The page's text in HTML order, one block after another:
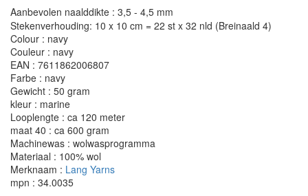
Aanbevolen naalddikte : 3,5 - 4,5 mm
Stekenverhouding: 10 x 10 cm = 22 st x 32 nld (Breinaald 4)
Colour : navy
Couleur : navy
EAN : 7611862006807
Farbe : navy
Gewicht : 50 gram
kleur : marine
Looplengte : ca 120 meter
maat 40 : ca 600 gram
Machinewas : wolwasprogramma
Materiaal : 100% wol
Merknaam : Lang Yarns
mpn : 34.0035